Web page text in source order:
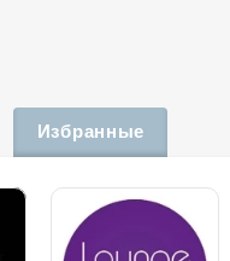
Избранные